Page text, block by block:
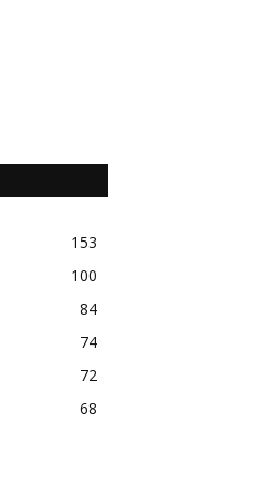
153
100
84
74
72
68